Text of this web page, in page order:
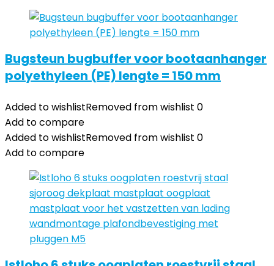
Bugsteun bugbuffer voor bootaanhanger
polyethyleen (PE) lengte = 150 mm
Added to wishlistRemoved from wishlist 0
Add to compare
Added to wishlistRemoved from wishlist 0
Add to compare